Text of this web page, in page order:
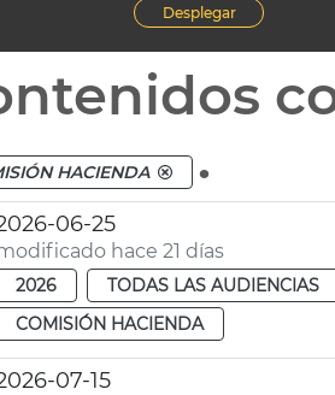
Desplegar
HACIENDA .
06-25
hace 21 días
2026 TODAS LAS AUDIENCIAS
COMISIÓN HACIENDA
07-15